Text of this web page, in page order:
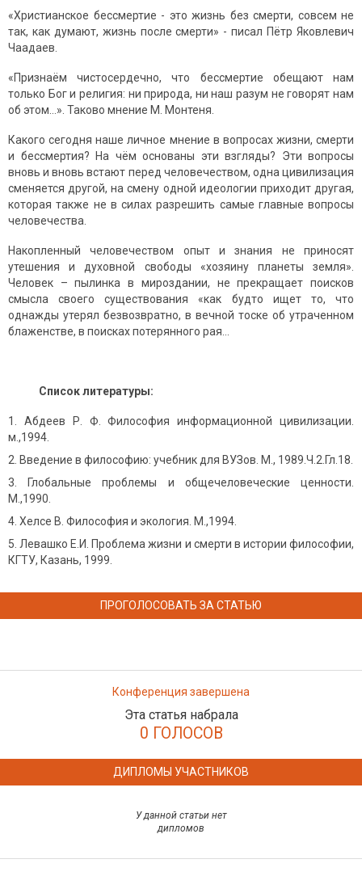
«Христианское бессмертие - это жизнь без смерти, совсем не
так, как думают, жизнь после смерти» - писал Пётр Яковлевич
Чаадаев.
«Признаём чистосердечно, что бессмертие обещают нам
только Бог и религия: ни природа, ни наш разум не говорят нам
об этом…». Таково мнение М. Монтеня.
Какого сегодня наше личное мнение в вопросах жизни, смерти
и бессмертия? На чём основаны эти взгляды? Эти вопросы
вновь и вновь встают перед человечеством, одна цивилизация
сменяется другой, на смену одной идеологии приходит другая,
которая также не в силах разрешить самые главные вопросы
человечества.
Накопленный человечеством опыт и знания не приносят
утешения и духовной свободы «хозяину планеты земля».
Человек – пылинка в мироздании, не прекращает поисков
смысла своего существования «как будто ищет то, что
однажды утерял безвозвратно, в вечной тоске об утраченном
блаженстве, в поисках потерянного рая…
Список литературы:
Абдеев Р. Ф. Философия информационной цивилизации.
м.,1994.
Введение в философию: учебник для ВУЗов. М., 1989.Ч.2.Гл.18.
Глобальные проблемы и общечеловеческие ценности.
М.,1990.
Хелсе В. Философия и экология. М.,1994.
Левашко Е.И. Проблема жизни и смерти в истории философии,
КГТУ, Казань, 1999.
ПРОГОЛОСОВАТЬ ЗА СТАТЬЮ
Конференция завершена
Эта статья набрала
0 ГОЛОСОВ
ДИПЛОМЫ УЧАСТНИКОВ
У данной статьи нет
дипломов